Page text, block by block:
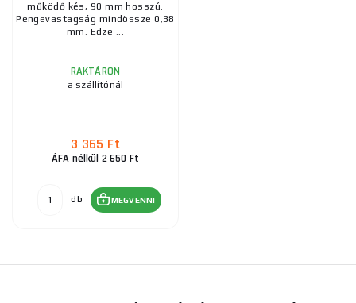
működő kés, 90 mm hosszú.
Pengevastagság mindössze 0,38
mm. Edze ...
RAKTÁRON
a szállítónál
3 365 Ft
ÁFA nélkül 2 650 Ft
db MEGVENNI